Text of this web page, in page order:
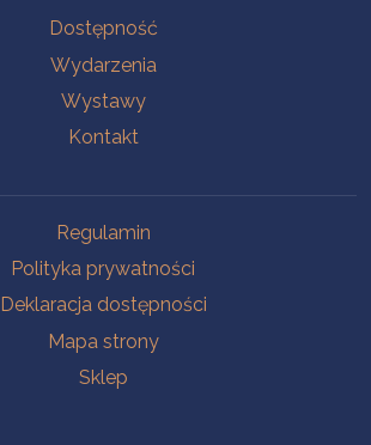
Dostępność
Wydarzenia
Wystawy
Kontakt
Regulamin
Polityka prywatności
Deklaracja dostępności
Mapa strony
Sklep